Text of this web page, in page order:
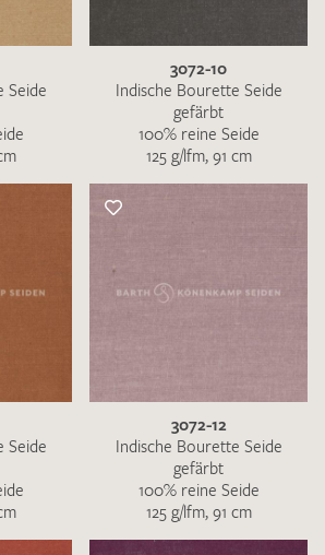
Seide
3072-10
Indische Bourette Seide
gefärbt
100% reine Seide
125 g/lfm, 91 cm
Seide
3072-12
Indische Bourette Seide
gefärbt
100% reine Seide
125 g/lfm, 91 cm